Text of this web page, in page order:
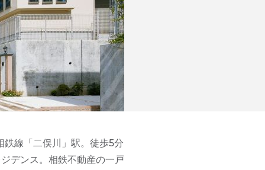
線「二俣川」駅。徒歩5分
デンス。相鉄不動産の一戸